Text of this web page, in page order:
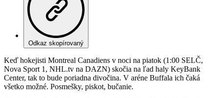
Odkaz skopírovaný
Keď hokejisti Montreal Canadiens v noci na piatok (1:00 SELČ,
Nova Sport 1, NHL.tv na DAZN) skočia na ľad haly KeyBank
Center, tak to bude poriadna divočina. V aréne Buffala ich čaká
všetko možné. Posmešky, piskot, bučanie.